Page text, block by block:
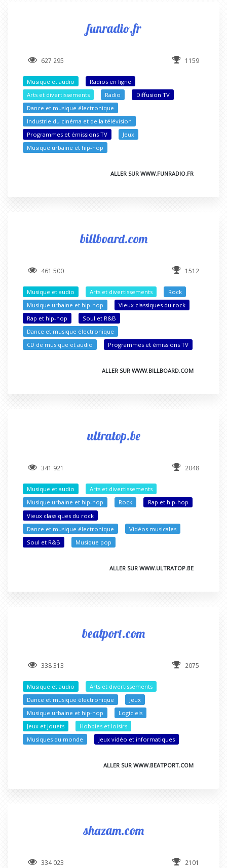
funradio.fr
627 295 1159
Musique et audio
Radios en ligne
Arts et divertissements
Radio
Diffusion TV
Dance et musique électronique
Industrie du cinéma et de la télévision
Programmes et émissions TV
Jeux
Musique urbaine et hip-hop
ALLER SUR WWW.FUNRADIO.FR
billboard.com
461 500 1512
Musique et audio Arts et divertissements
Rock
Musique urbaine et hip-hop
Vieux classiques du rock
Rap et hip-hop
Soul et R&B
Dance et musique électronique
CD de musique et audio
Programmes et émissions TV
ALLER SUR WWW.BILLBOARD.COM
ultratop.be
341 921 2048
Musique et audio
Arts et divertissements
Musique urbaine et hip-hop
Rock
Rap et hip-hop
Vieux classiques du rock
Dance et musique électronique
Vidéos musicales
Soul et R&B
Musique pop
ALLER SUR WWW.ULTRATOP.BE
beatport.com
338 313 2075
Musique et audio
Arts et divertissements
Dance et musique électronique
Jeux
Musique urbaine et hip-hop
Logiciels
Jeux et jouets
Hobbies et loisirs
Musiques du monde
Jeux vidéo et informatiques
ALLER SUR WWW.BEATPORT.COM
shazam.com
334 023 2101